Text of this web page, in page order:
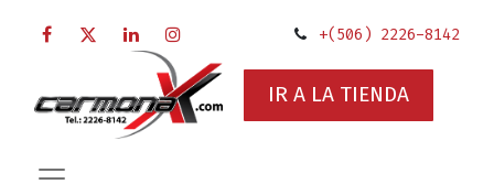
+(506) 2226-8142
IR A LA TIENDA